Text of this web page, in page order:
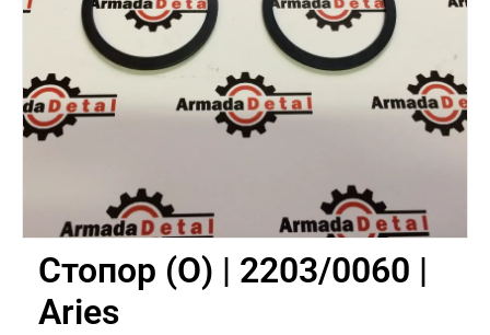
Стопор (O) | 2203/0060 |
Aries